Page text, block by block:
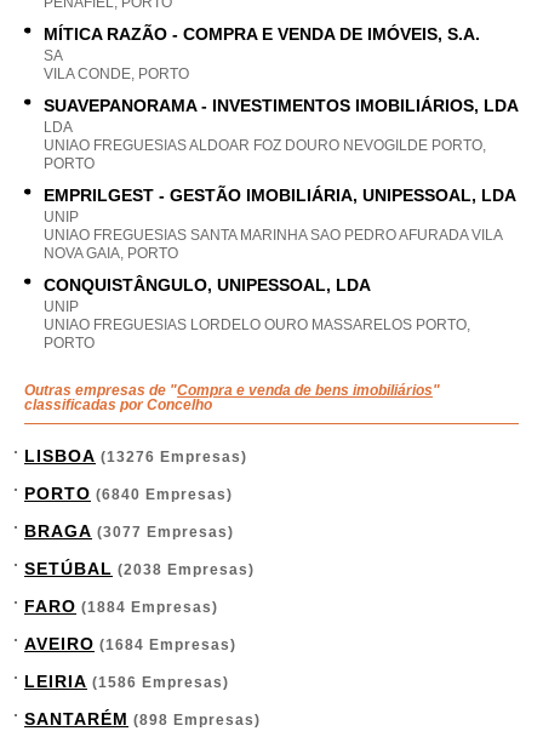
MÍTICA RAZÃO - COMPRA E VENDA DE IMÓVEIS, S.A.
SA
VILA CONDE, PORTO
SUAVEPANORAMA - INVESTIMENTOS IMOBILIÁRIOS, LDA
LDA
UNIAO FREGUESIAS ALDOAR FOZ DOURO NEVOGILDE PORTO,
PORTO
EMPRILGEST - GESTÃO IMOBILIÁRIA, UNIPESSOAL, LDA
UNIP
UNIAO FREGUESIAS SANTA MARINHA SAO PEDRO AFURADA VILA
NOVA GAIA, PORTO
CONQUISTÂNGULO, UNIPESSOAL, LDA
UNIP
UNIAO FREGUESIAS LORDELO OURO MASSARELOS PORTO,
PORTO
Outras empresas de "Compra e venda de bens imobiliários"
classificadas por Concelho
LISBOA (13276 Empresas)
PORTO (6840 Empresas)
BRAGA (3077 Empresas)
SETÚBAL (2038 Empresas)
FARO (1884 Empresas)
AVEIRO (1684 Empresas)
LEIRIA (1586 Empresas)
SANTARÉM (898 Empresas)